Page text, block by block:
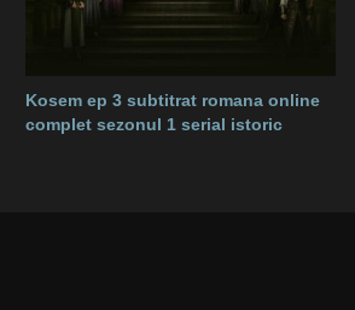
Kosem ep 3 subtitrat romana online
complet sezonul 1 serial istoric